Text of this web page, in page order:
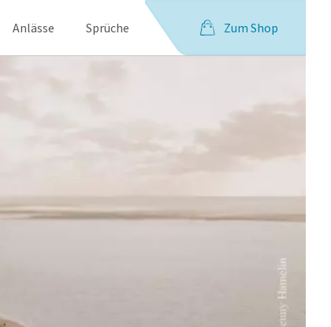
Zum Shop
Anlässe Sprüche